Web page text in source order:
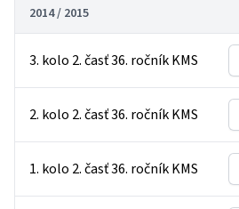
2014 / 2015
3. kolo 2. časť 36. ročník KMS
2. kolo 2. časť 36. ročník KMS
1. kolo 2. časť 36. ročník KMS